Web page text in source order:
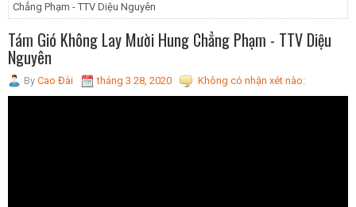
Chẳng Phạm - TTV Diệu Nguyên
Tám Gió Không Lay Mười Hung Chẳng Phạm - TTV Diệu
Nguyên
By Cao Đài tháng 3 28, 2020 Không có nhận xét nào: